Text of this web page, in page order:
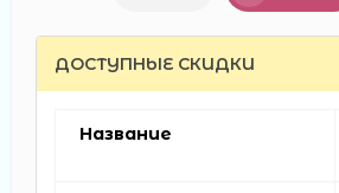
ДОСТУПНЫЕ СКИДКИ
Название